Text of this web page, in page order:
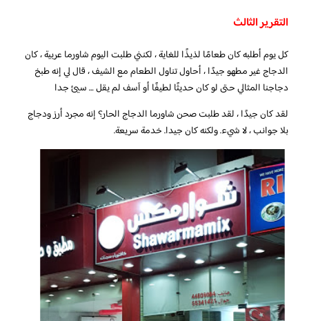
التقرير الثالث
كل يوم أطلبه كان طعامًا لذيذًا للغاية ، لكنني طلبت اليوم شاورما عربية ، كان
الدجاج غير مطهو جيدًا ، أحاول تناول الطعام مع الشيف ، قال لي إنه طبخ
دجاجنا المثالي حتى لو كان حديثًا لطيفًا أو آسف لم يقل … سيئ جدا
لقد كان جيدًا ، لقد طلبت صحن شاورما الدجاج الحار؟ إنه مجرد أرز ودجاج
بلا جوانب ، لا شيء. ولكنه كان جيدا. خدمة سريعة.